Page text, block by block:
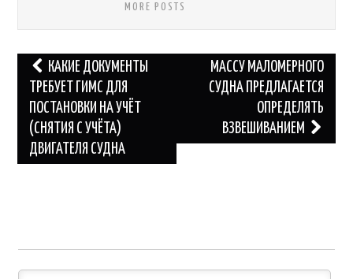
MORE POSTS
Навигация
по
записям
КАКИЕ ДОКУМЕНТЫ
ТРЕБУЕТ ГИМС ДЛЯ
ПОСТАНОВКИ НА УЧЁТ
(СНЯТИЯ С УЧЁТА)
ДВИГАТЕЛЯ СУДНА
МАССУ МАЛОМЕРНОГО
СУДНА ПРЕДЛАГАЕТСЯ
ОПРЕДЕЛЯТЬ
ВЗВЕШИВАНИЕМ